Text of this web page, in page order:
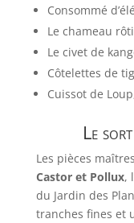
Consommé
Le chameau
Le civet de
Côtelettes de
Cuissot de
Le
Les pièces
Castor et Pollux,
du Jardin des
tranches fines et